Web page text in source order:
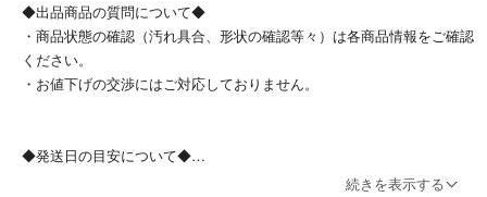
こちらの商品はラクマ公式パートナーのBrandear（ブランディア）によっ
て出品されています。
以下の内容のお問い合わせについてはお返事ができませんのであらかじめ
ご了承ください。
◆出品商品の質問について◆
・商品状態の確認（汚れ具合、形状の確認等々）は各商品情報をご確認
ください。
・お値下げの交渉にはご対応しておりません。
◆発送日の目安について◆
ご入金確認後、0-4営業日程度で配送を行っております。続きを表示する